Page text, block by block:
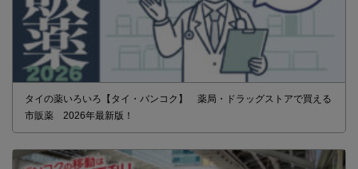
タイの薬いろいろ【タイ・バンコク】 薬局・ドラッグストアで買える
市販薬 2026年最新版！